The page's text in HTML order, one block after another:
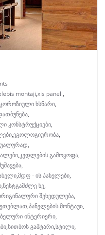
montaji,xis paneli,
ხსნარი,
,
კონსტრუქციები,
,ეგოლოგიურობა,
,
,კედლების გამოყოფა,
,
,მდფ - ის პანელები,
,ნესტგამძლე ხე,
შეხედულება,
,პანელების მონტაჟი,
ინტერიერი,
,სითბოს გამტარი,სტილი,